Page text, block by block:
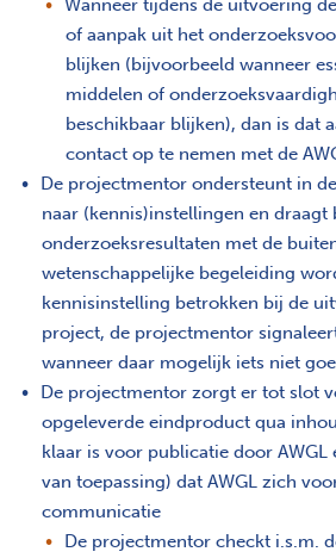
Wanneer tijdens de uitvoering
of aanpak uit het
blijken (bijvoorbeeld wanneer
middelen of
beschikbaar blijken), dan is dat
contact op te nemen met de
De projectmentor ondersteunt in
naar (kennis)instellingen en draagt
onderzoeksresultaten met de
wetenschappelijke begeleiding
kennisinstelling betrokken bij de
project, de projectmentor
wanneer daar mogelijk iets niet
De projectmentor zorgt er tot slot
opgeleverde eindproduct qua
klaar is voor publicatie door AWGL
van toepassing) dat AWGL zich
communicatie
De projectmentor checkt i.s.m.